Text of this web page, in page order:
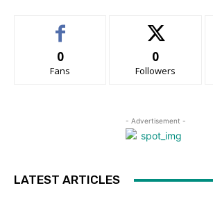
0
Fans
0
Followers
- Advertisement -
LATEST ARTICLES